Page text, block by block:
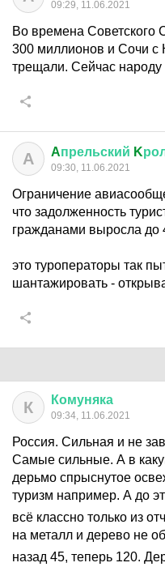
09:29, 11.06.2021
Во времена Советского
300 миллионов и Сочи
трещали. Сейчас
A Aпрельский K
09:30, 11.06.2021
Ограничение
что задолженность
гражданами выросла до
это туроператоры так
шантажировать -
К Комуняка
09:34, 11.06.2021
Россия. Сильная и не
Самые сильные. А в
дерьмо спрыснутое
туризм например. А до
всё классно только из
на металл и дерево не
назад 45, теперь 120.